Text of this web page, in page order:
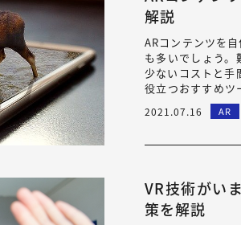
解説
ARコンテンツを
も多いでしょう。
少ないコストと手
役立つおすすめツ
作成会社に依頼
2021.07.16 AR
VR技術がい
策を解説